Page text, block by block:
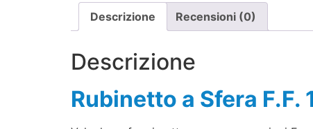
Descrizione Recensioni (0)
Descrizione
Rubinetto a Sfera F.F.